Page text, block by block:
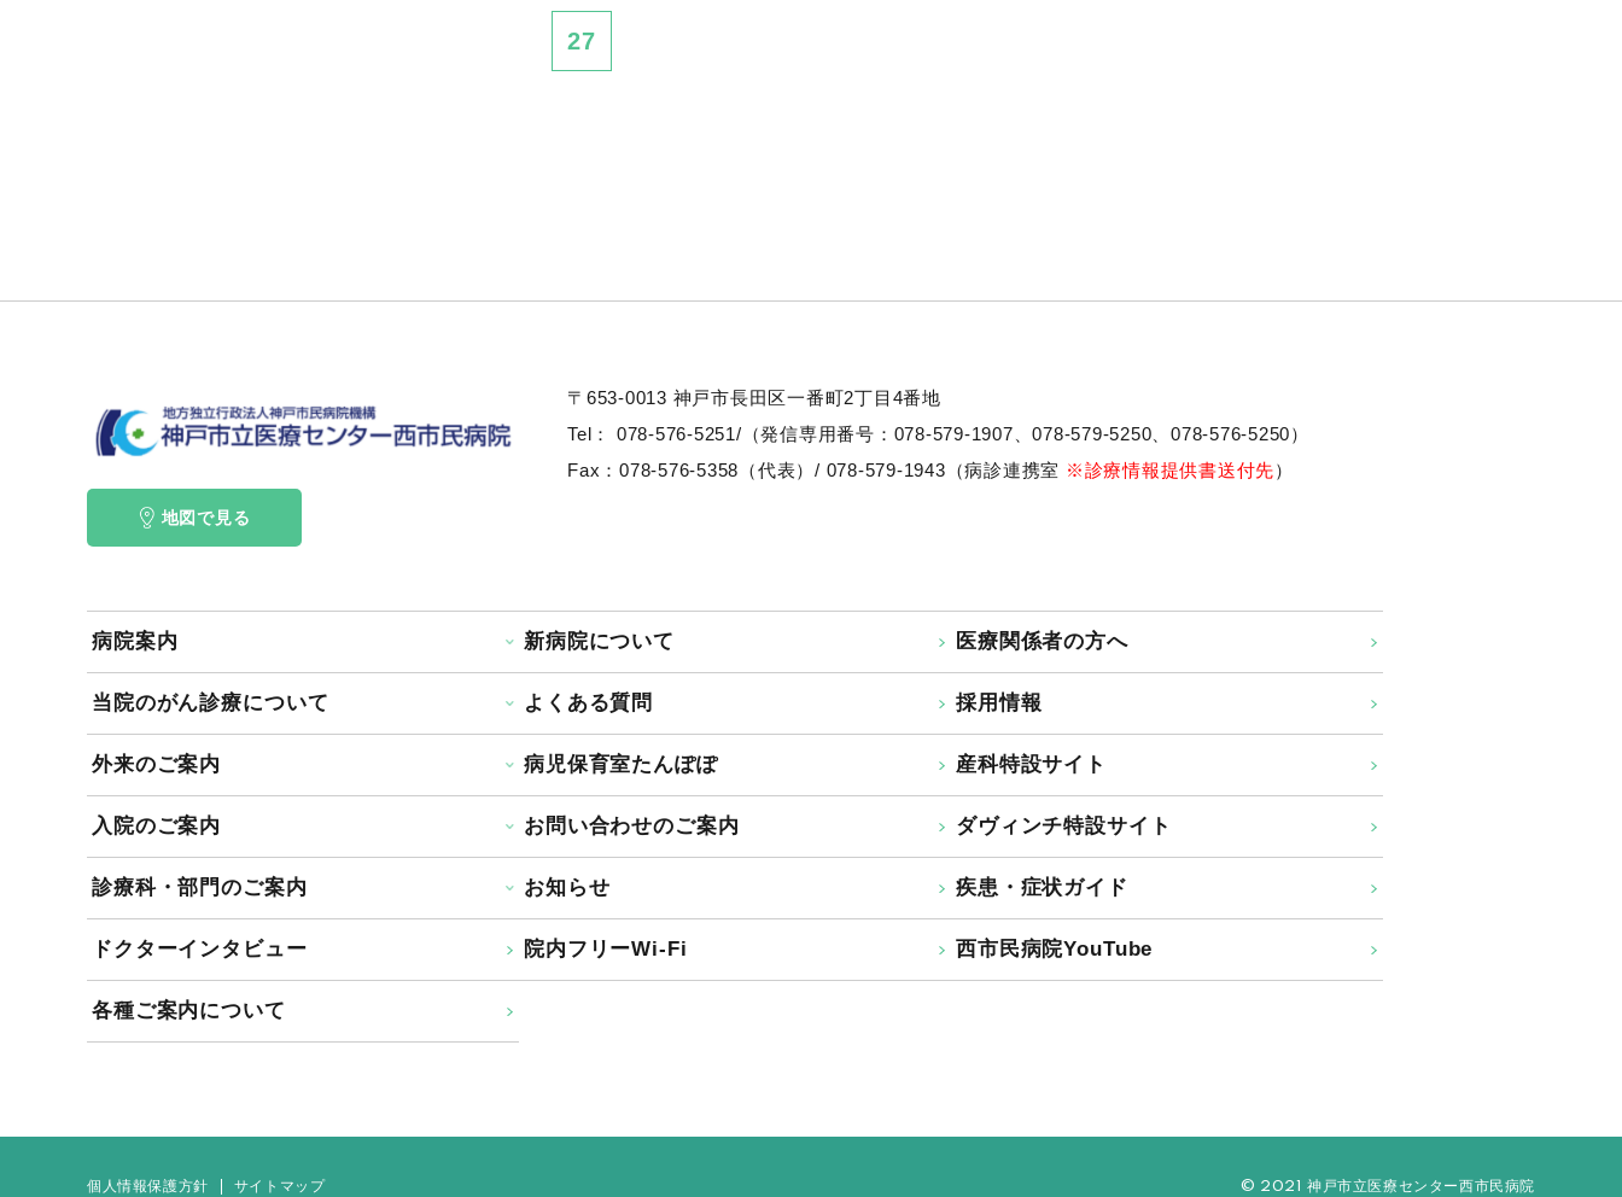
27
〒653-0013 神戸市長田区一番町2丁目4番地
Tel：
078-576-5251/（発信専用番号：078-579-1907、078-579-5250、 078-576-5250）
Fax：078-576-5358（代表）/ 078-579-1943（病診連携室 ※診療情報提供書送付先）
地図で見る
病院案内
当院のがん診療について
外来のご案内
入院のご案内
診療科・部門のご案内
ドクターインタビュー
各種ご案内について
新病院について
よくある質問
病児保育室たんぽぽ
お問い合わせのご案内
お知らせ
院内フリーWi-Fi
医療関係者の方へ
採用情報
産科特設サイト
ダヴィンチ特設サイト
疾患・症状ガイド
西市民病院YouTube
個人情報保護方針 サイトマップ © 2021 神戸市立医療センター西市民病院